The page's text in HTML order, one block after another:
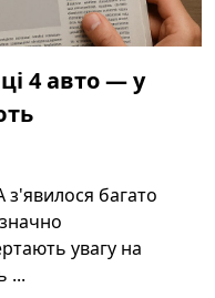
4 авто — у
багато
увагу на
...